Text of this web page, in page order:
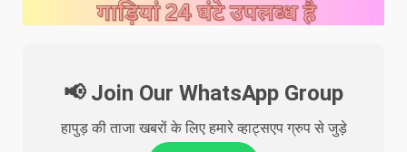
📢 Join Our WhatsApp Group
हापुड़ की ताजा खबरों के लिए हमारे व्हाट्सएप ग्रुप से जुड़े